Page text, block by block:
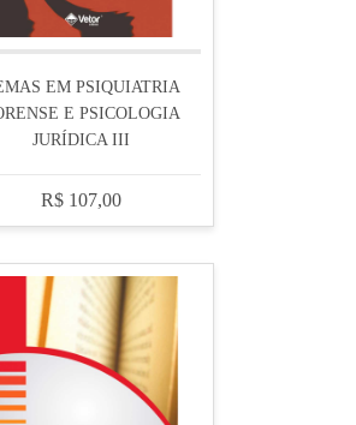
EM PSIQUIATRIA
E PSICOLOGIA
JURÍDICA III
R$ 107,00